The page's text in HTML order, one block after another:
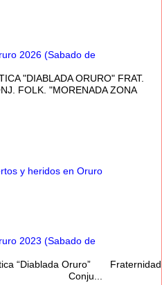
2026 (Sabado de
"DIABLADA ORURO" FRAT.
FOLK. "MORENADA ZONA
y heridos en Oruro
2023 (Sabado de
“Diablada Oruro” Fraternidad
Conju...